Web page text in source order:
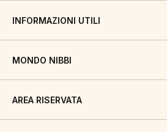
INFORMAZIONI UTILI
MONDO NIBBI
AREA RISERVATA